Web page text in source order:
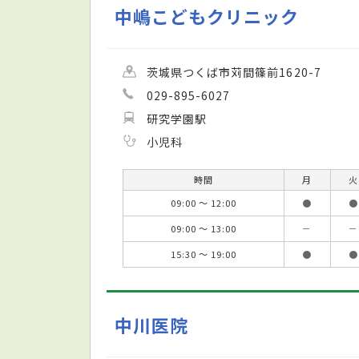
中嶋こどもクリニック
茨城県つくば市苅間篠前1620-7
029-895-6027
研究学園駅
小児科
時間 月 火
09:00 ～ 12:00
● ●
09:00 ～ 13:00
－ －
15:30 ～ 19:00
● ●
中川医院